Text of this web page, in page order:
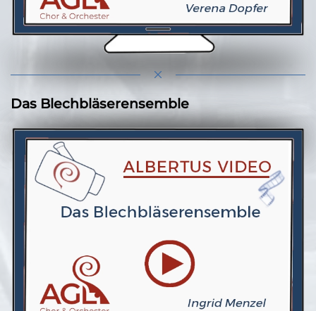
Das Blechbläserensemble